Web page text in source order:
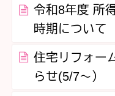
令和8年度 所
時期について
住宅リフォー
らせ(5/7～）